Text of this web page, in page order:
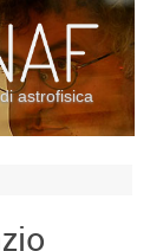
astrofisica